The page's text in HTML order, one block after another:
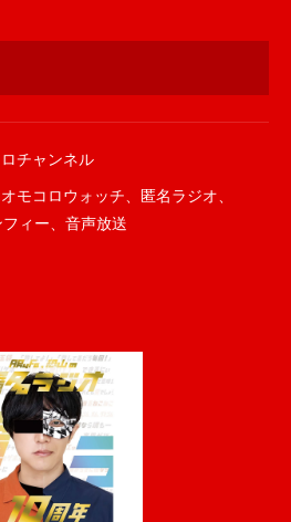
チャンネル
オモコロウォッチ 匿名ラジオ
ィー
音声放送